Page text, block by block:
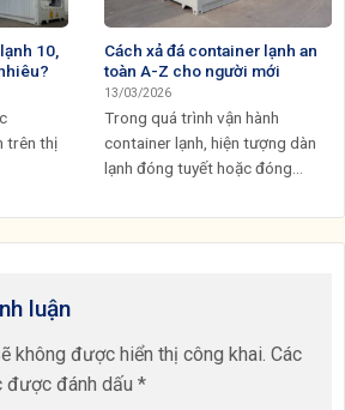
10,
trên thị
Cách xả đá container lạnh an
toàn A-Z cho người mới
13/03/2026
Trong quá trình vận hành
container lạnh, hiện tượng dàn
lạnh đóng tuyết hoặc đóng...
luận
không được hiển thị công khai. Các
đánh dấu *